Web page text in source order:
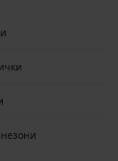
бельо или облекло,